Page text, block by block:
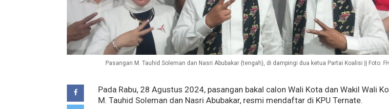
Pasangan M. Tauhid Soleman dan Nasri Abubakar (tengah), di dampingi dua ketua Partai Koalisi || Foto: FH
Pada Rabu, 28 Agustus 2024, pasangan bakal calon Wali Kota dan Wakil Wali
M. Tauhid Soleman dan Nasri Abubakar, resmi mendaftar di KPU Ternate.